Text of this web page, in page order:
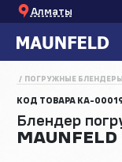
Алматы
ПОГРУЖНЫЕ БЛЕНДЕРЫ
КОД ТОВАРА КА-
Блендер